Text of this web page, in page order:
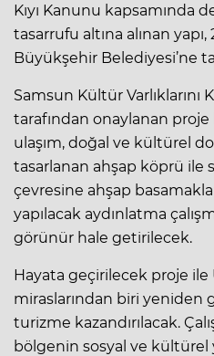
Kıyı Kanunu kapsamında
tasarrufu altına alınan yapı,
Büyükşehir Belediyesi’ne
Samsun Kültür
tarafından onaylanan proje
ulaşım, doğal ve kültürel
tasarlanan ahşap köprü ile
çevresine ahşap
yapılacak aydınlatma
görünür hale getirilecek.
Hayata geçirilecek proje
miraslarından biri yeniden
turizme kazandırılacak.
bölgenin sosyal ve kültürel